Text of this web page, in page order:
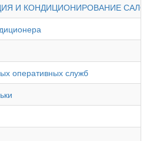
И КОНДИЦИОНИРОВАНИЕ
оперативных служб